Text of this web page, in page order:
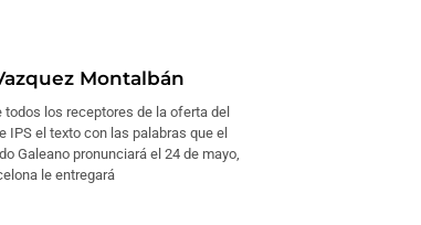
Montalbán
los receptores de la oferta del
IPS el texto con las palabras que el
Galeano pronunciará el 24 de mayo,
le entregará